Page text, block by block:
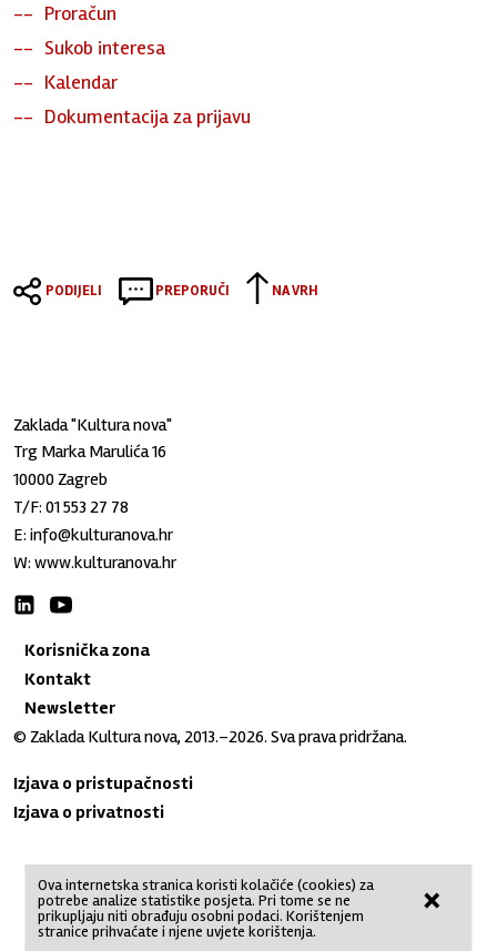
Proračun
Sukob interesa
Kalendar
Dokumentacija za prijavu
PODIJELI PREPORUČI NA VRH
Zaklada "Kultura nova"
Trg Marka Marulića 16
10000 Zagreb
T/F:01 553 27 78
E:info@kulturanova.hr
W:www.kulturanova.hr
Korisnička zona
Kontakt
Newsletter
© Zaklada Kultura nova, 2013.–2026. Sva prava pridržana.
Izjava o pristupačnosti
Izjava o privatnosti
No Result Website Carbon ×
Ova internetska stranica koristi kolačiće (cookies) za
potrebe analize statistike posjeta. Pri tome se ne
prikupljaju niti obrađuju osobni podaci. Korištenjem
stranice prihvaćate i njene uvjete korištenja.